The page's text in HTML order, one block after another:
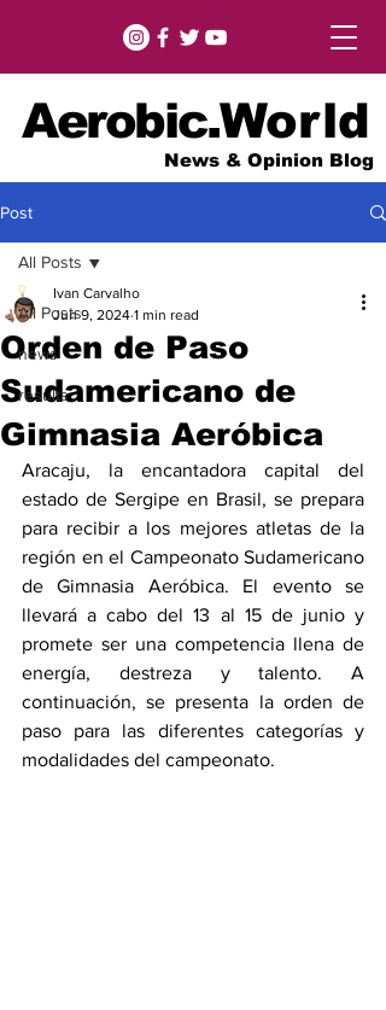
Aerobic.World
News & Opinion Blog
Post
All Posts
news
results
All Posts
Orden de Paso
Sudamericano de
Gimnasia Aeróbica
Ivan Carvalho
Jun 9, 2024 1 min read
Aracaju, la encantadora capital del
estado de Sergipe en Brasil, se prepara
para recibir a los mejores atletas de la
región en el Campeonato Sudamericano
de Gimnasia Aeróbica. El evento se
llevará a cabo del 13 al 15 de junio y
promete ser una competencia llena de
energía, destreza y talento. A
continuación, se presenta la orden de
paso para las diferentes categorías y
modalidades del campeonato.